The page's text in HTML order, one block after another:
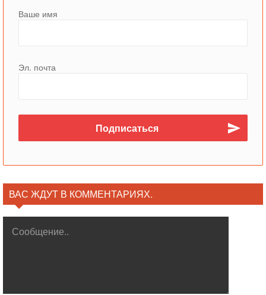
Ваше имя
Эл. почта
ВАС ЖДУТ В КОММЕНТАРИЯХ.